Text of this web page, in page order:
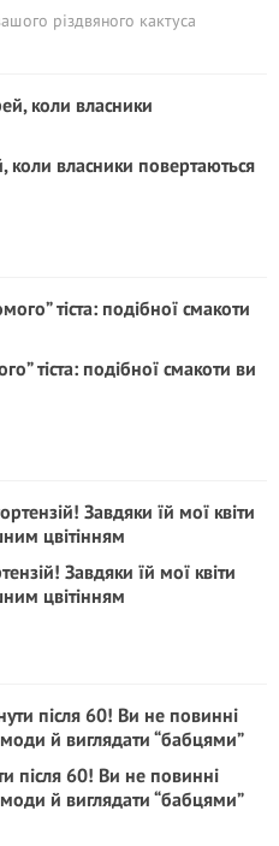
різдвяного кактуса
коли власники повертаються
тіста: подібної смакоти ви
Завдяки їй мої квіти
цвітінням
після 60! Ви не повинні
й виглядати “бабцями”